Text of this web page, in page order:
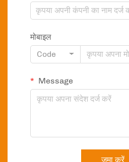
मोबाइल
Code
Message
जमा करें